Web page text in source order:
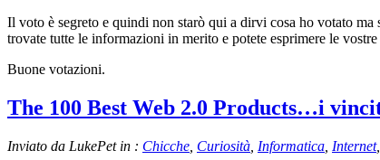
Il voto è segreto e quindi non starò qui a dirvi cosa ho votato
trovate tutte le informazioni in merito e potete esprimere le vostre
Buone votazioni.
The 100 Best Web 2.0 Products…i
Inviato da LukePet in : Chicche Curiosità Informatica Internet,